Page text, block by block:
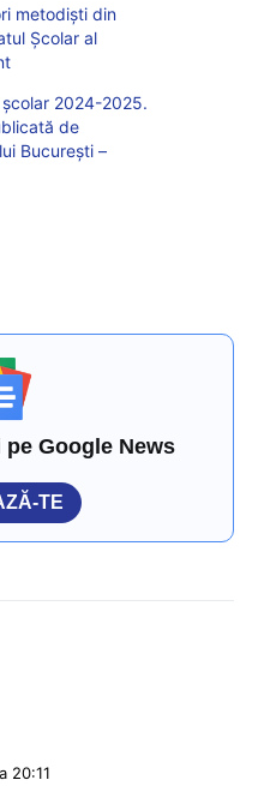
metodiști din
Școlar al
2024-2025.
de
București –
Google News
TE
20:11